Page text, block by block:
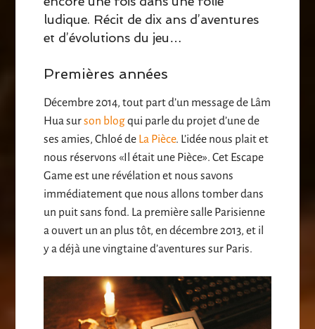
ludique. Récit de dix ans d’aventures
et d’évolutions du jeu…
Premières années
Décembre 2014, tout part d’un message de Lâm
Hua surson blogqui parle du projet d’une de
ses amies, Chloé de La Pièce. L’idée nous plait et
nous réservons «Il était une Pièce». Cet Escape
Game est une révélation et nous savons
immédiatement que nous allons tomber dans
un puit sans fond. La première salle Parisienne
a ouvert un an plus tôt, en décembre 2013, et il
y a déjà une vingtaine d’aventures sur Paris.